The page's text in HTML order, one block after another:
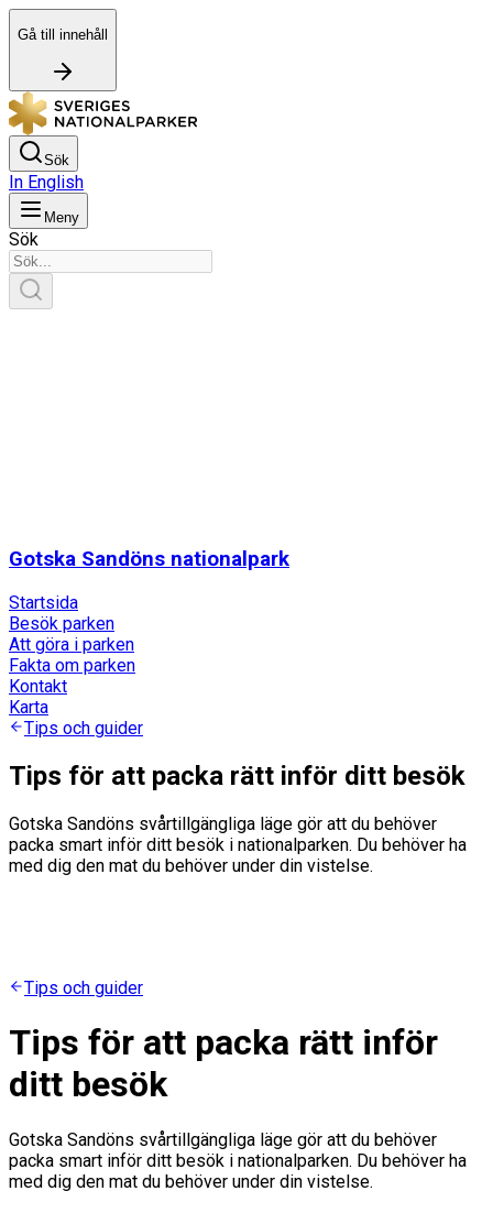
Gå till innehåll
Sök
In English
Meny
Sök
Gotska Sandöns nationalpark
Startsida
Besök parken
Att göra i parken
Fakta om parken
Kontakt
Karta
Tips och guider
Tips för att packa rätt inför ditt besök
Gotska Sandöns svårtillgängliga läge gör att du behöver
packa smart inför ditt besök i nationalparken. Du behöver ha
med dig den mat du behöver under din vistelse.
Tips och guider
Tips för att packa rätt inför
ditt besök
Gotska Sandöns svårtillgängliga läge gör att du behöver
packa smart inför ditt besök i nationalparken. Du behöver ha
med dig den mat du behöver under din vistelse.